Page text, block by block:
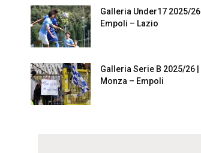
Galleria Under17 2025/26 |
Empoli – Lazio
Galleria Serie B 2025/26 |
Monza – Empoli